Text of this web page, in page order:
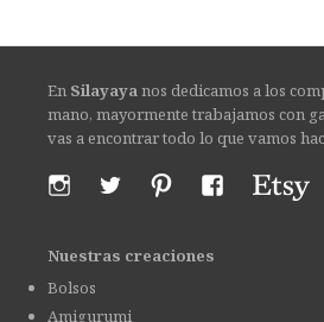
En Silayayanos dedicamos a los
mano, mayormente trabajamos con
vas a encontrar todo lo que vamos
Nuestras creaciones
Bolsos
Amigurumi